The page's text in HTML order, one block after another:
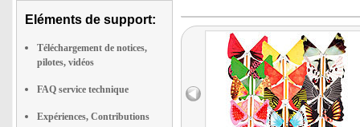
Eléments de support:
Téléchargement de notices,
pilotes, vidéos
FAQ service technique
Expériences, Contributions